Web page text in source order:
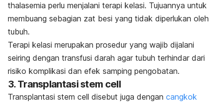
thalasemia perlu menjalani terapi kelasi. Tujuannya untuk
membuang sebagian zat besi yang tidak diperlukan oleh
tubuh.
Terapi kelasi merupakan prosedur yang wajib dijalani
seiring dengan transfusi darah agar tubuh terhindar dari
risiko komplikasi dan efek samping pengobatan.
3. Transplantasi stem cell
Transplantasi stem cell disebut juga dengan cangkok